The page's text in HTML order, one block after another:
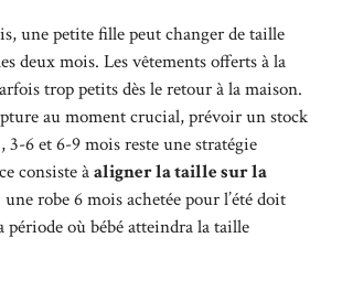
une petite fille peut changer de taille
deux mois. Les vêtements offerts à la
trop petits dès le retour à la maison.
au moment crucial, prévoir un stock
6 et 6-9 mois reste une stratégie
consiste àaligner la taille sur la
une robe 6 mois achetée pour l’été doit
période où bébé atteindra la taille